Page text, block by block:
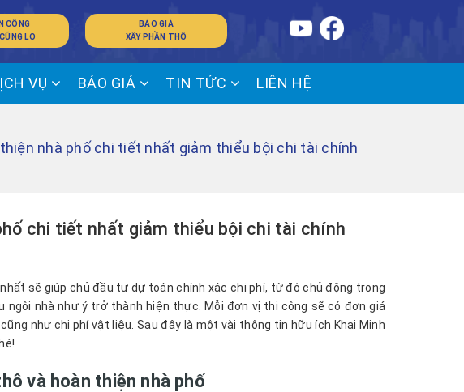
CÔNG
LO
BÁO GIÁ
XÂY PHẦN THÔ
VỤ BÁO GIÁ TIN TỨC LIÊN HỆ
nhà phố chi tiết nhất giảm thiểu bội chi tài chính
chi tiết nhất giảm thiểu bội chi tài chính
sẽ giúp chủ đầu tư dự toán chính xác chi phí, từ đó chủ động trong
ngôi nhà như ý trở thành hiện thực. Mỗi đơn vị thi công sẽ có đơn giá
như chi phí vật liệu. Sau đây là một vài thông tin hữu ích Khai Minh
và hoàn thiện nhà phố